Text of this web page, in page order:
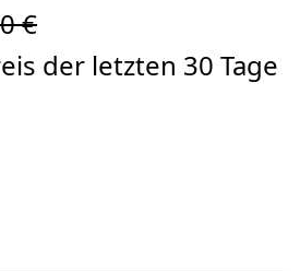
Preis:
€
der letzten 30 Tage